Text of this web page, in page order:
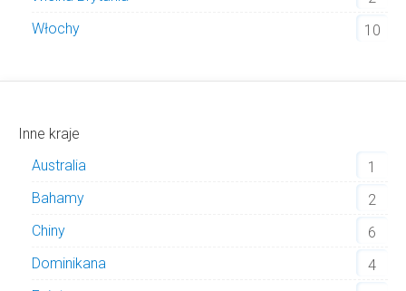
Włochy
10
Inne kraje
Australia
1
Bahamy
2
Chiny
6
Dominikana
4